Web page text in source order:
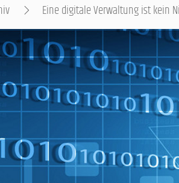
Eine digitale Verwaltung ist kein